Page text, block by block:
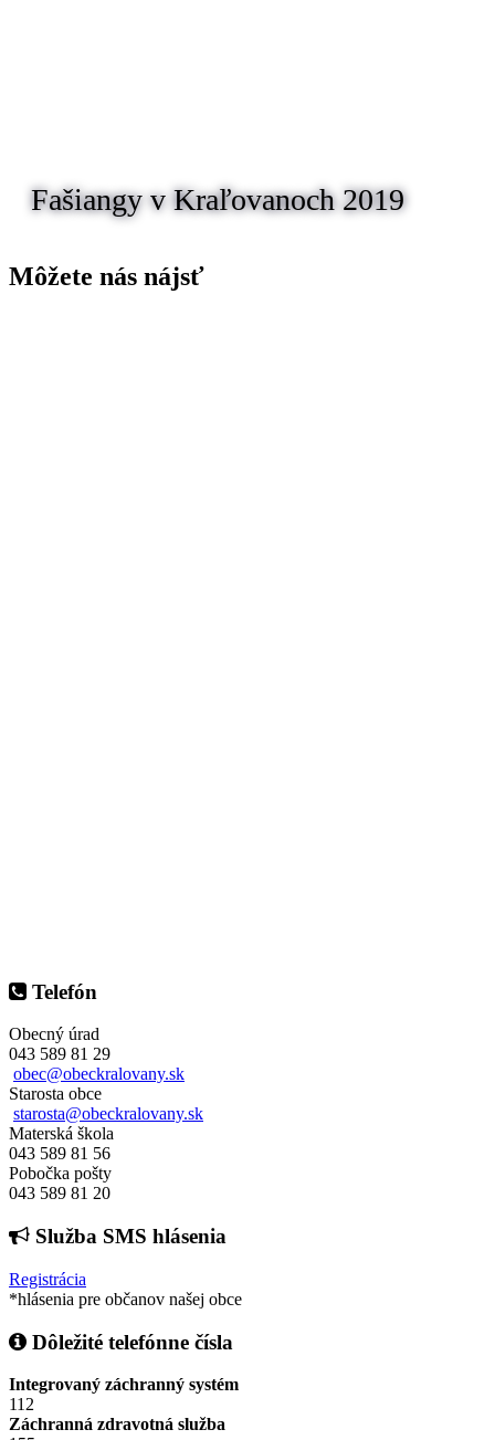
Fašiangy v Kraľovanoch 2019
Môžete nás nájsť
Telefón
Obecný úrad
043 589 81 29
obec@obeckralovany.sk
Starosta obce
starosta@obeckralovany.sk
Materská škola
043 589 81 56
Pobočka pošty
043 589 81 20
Služba SMS hlásenia
Registrácia
*hlásenia pre občanov našej obce
Dôležité telefónne čísla
Integrovaný záchranný systém
112
Záchranná zdravotná služba